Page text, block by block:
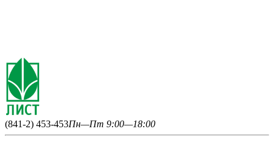
(841-2) 453-453Пн—Пт 9:00—18:00